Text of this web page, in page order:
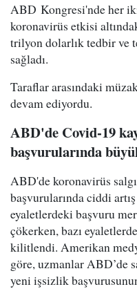
ABD Kongresi'nde her
koronavirüs etkisi
trilyon dolarlık tedbir ve
sağladı.
Taraflar arasındaki
devam ediyordu.
ABD'de Covid-19
başvurularında
ABD'de koronavirüs
başvurularında ciddi
eyaletlerdeki başvuru
çökerken, bazı
kilitlendi. Amerikan
göre, uzmanlar ABD’de
yeni işsizlik